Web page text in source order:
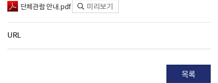
단체관람 안내.pdf 미리보기
URL
목록